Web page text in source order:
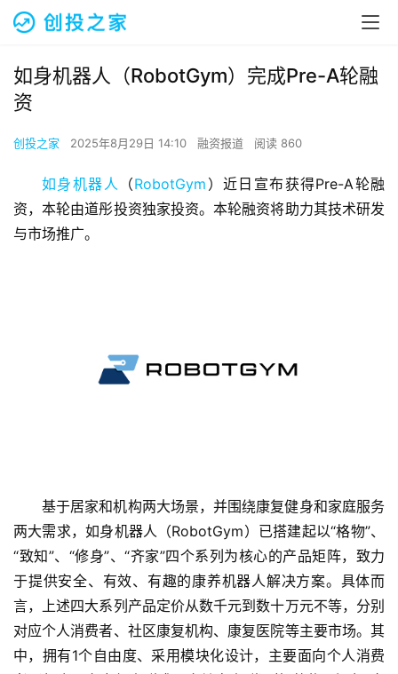
首
页
融
如身机器人（RobotGym）完成Pre-A轮融
资
创投之家 2025年8月29日 14:10 融资报道 阅读 860
如身机器人 （RobotGym ）近日宣布获得Pre-A轮融
资，本轮由道彤投资独家投资。本轮融资将助力其技术研发
与市场推广。
基于居家和机构两大场景，并围绕康复健身和家庭服务
两大需求，如身机器人（RobotGym）已搭建起以“格物”、
“致知”、“修身”、“齐家”四个系列为核心的产品矩阵，致力
于提供安全、有效、有趣的康养机器人解决方案。具体而
言，上述四大系列产品定价从数千元到数十万元不等，分别
对应个人消费者、社区康复机构、康复医院等主要市场。其
中，拥有1个自由度、采用模块化设计，主要面向个人消费